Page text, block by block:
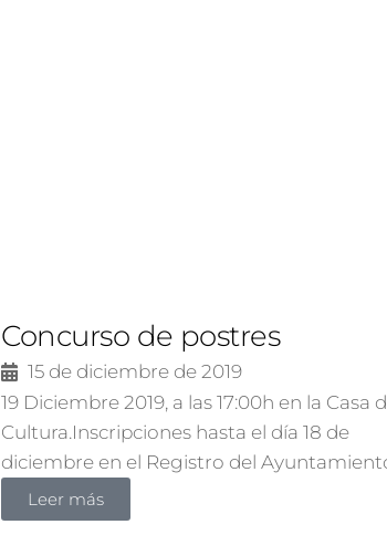
Concurso de postres
15 de diciembre de 2019
19 Diciembre 2019, a las 17:00h en la Casa
Cultura.Inscripciones hasta el día 18 de
diciembre en el Registro del
Leer más